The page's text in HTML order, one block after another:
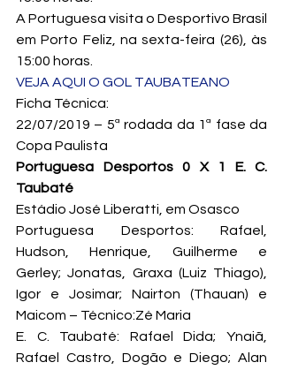
A Portuguesa visita o Desportivo Brasil
em Porto Feliz, na sexta-feira (26), às
15:00 horas.
VEJA AQUI O GOL TAUBATEANO
Ficha Técnica:
22/07/2019 – 5ª rodada da 1ª fase da
Copa Paulista
Portuguesa Desportos 0 X 1 E. C.
Taubaté
Estádio José Liberatti, em Osasco
Portuguesa Desportos: Rafael,
Hudson, Henrique, Guilherme e
Gerley; Jonatas, Graxa (Luiz Thiago),
Igor e Josimar; Nairton (Thauan) e
Maicom – Técnico:Zé Maria
E. C. Taubaté: Rafael Dida; Ynaiã,
Rafael Castro, Dogão e Diego; Alan